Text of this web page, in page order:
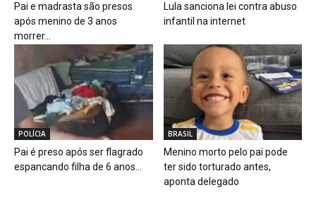
Pai e madrasta são presos
após menino de 3 anos
morrer...
Lula sanciona lei contra abuso
infantil na internet
POLÍCIA
Pai é preso após ser flagrado
espancando filha de 6 anos...
BRASIL
Menino morto pelo pai pode
ter sido torturado antes,
aponta delegado